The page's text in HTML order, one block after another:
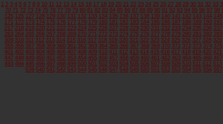
1 2 3 4 5 6 7 8 9 10 11 12 13 14 15 16 17 18 19 20 21 22 23 24 25 26 27 28 29 30 31 32 33
70 71 72 73 74 75 76 77 78 79 80 81 82 83 84 85 86 87 88 89 90 91 92 93 94 95 96 97 98
125 126 127 128 129 130 131 132 133 134 135 136 137 138 139 140 141 142 143 144 145
171 172 173 174 175 176 177 178 179 180 181 182 183 184 185 186 187 188 189 190 191
217 218 219 220 221 222 223 224 225 226 227 228 229 230 231 232 233 234 235 236 237
263 264 265 266 267 268 269 270 271 272 273 274 275 276 277 278 279 280 281 282 283
309 310 311 312 313 314 315 316 317 318 319 320 321 322 323 324 325 326 327 328 329
355 356 357 358 359 360 361 362 363 364 365 366 367 368 369 370 371 372 373 374 375
401 402 403 404 405 406 407 408 409 410 411 412 413 414 415 416 417 418 419 420 421
447 448 449 450 451 452 453 454 455 456 457 458 459 460 461 462 463 464 465 466 467
493 494 495 496 497 498 499 500 501 502 503 504 505 506 507 508 509 510 511 512 513
539 540 541 542 543 544 545 546 547 548 549 550 551 552 553 554 555 556 557